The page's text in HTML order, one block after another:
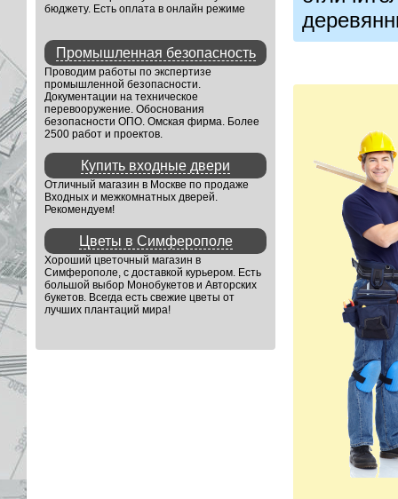
бюджету. Есть оплата в онлайн режиме
Промышленная безопасность
Проводим работы по экспертизе
промышленной безопасности.
Документации на техническое
перевооружение. Обоснования
безопасности ОПО. Омская фирма. Более
2500 работ и проектов.
Купить входные двери
Отличный магазин в Москве по продаже
Входных и межкомнатных дверей.
Рекомендуем!
Цветы в Симферополе
Хороший цветочный магазин в
Симферополе, с доставкой курьером. Есть
большой выбор Монобукетов и Авторских
букетов. Всегда есть свежие цветы от
лучших плантаций мира!